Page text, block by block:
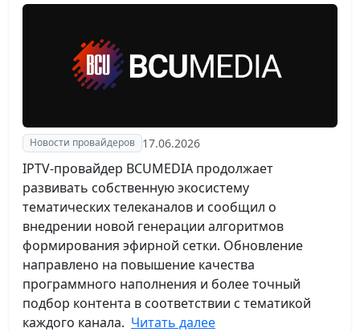
Новости провайдеров 17.06.2026
IPTV-провайдер BCUMEDIA продолжает
развивать собственную экосистему
тематических телеканалов и сообщил о
внедрении новой генерации алгоритмов
формирования эфирной сетки. Обновление
направлено на повышение качества
программного наполнения и более точный
подбор контента в соответствии с тематикой
каждого канала. Читать далее